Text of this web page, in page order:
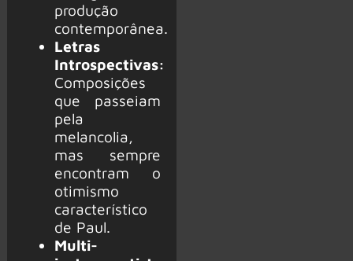
produção
contemporânea.
Letras
Introspectivas:
Composições
que passeiam
pela
melancolia,
mas sempre
encontram o
otimismo
característico
de Paul.
Multi-